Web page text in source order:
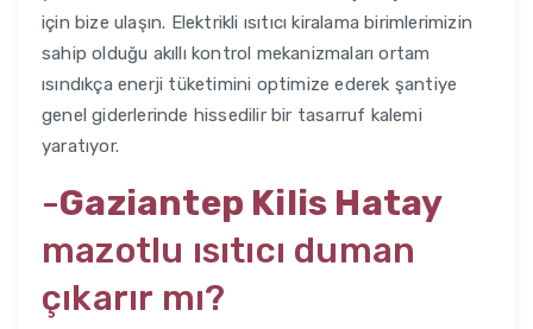
için bize ulaşın. Elektrikli ısıtıcı kiralama birimlerimizin
sahip olduğu akıllı kontrol mekanizmaları ortam
ısındıkça enerji tüketimini optimize ederek şantiye
genel giderlerinde hissedilir bir tasarruf kalemi
yaratıyor.
-Gaziantep Kilis Hatay
mazotlu ısıtıcı duman
çıkarır mı?